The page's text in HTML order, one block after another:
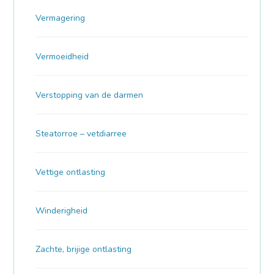
Vermagering
Vermoeidheid
Verstopping van de darmen
Steatorroe – vetdiarree
Vettige ontlasting
Winderigheid
Zachte, brijige ontlasting